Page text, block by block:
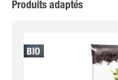
Produits adaptés